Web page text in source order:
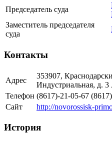
Председатель суда
Заместитель председателя
суда
Контакты
Адрес
353907,
Индустриальная, д. 3
Телефон (8617)-21-05-67
Сайт
http://novorossisk-
История